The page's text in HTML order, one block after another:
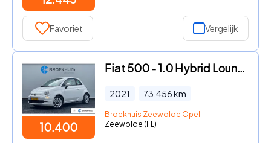
Favoriet Vergelijk
10.400
Fiat 500 - 1.0 Hybrid Lounge CRUISE CONTROL| APPLE CARPLAY/ANDROID AUTO
2021 73.456km
Broekhuis Zeewolde Opel
Zeewolde (FL)